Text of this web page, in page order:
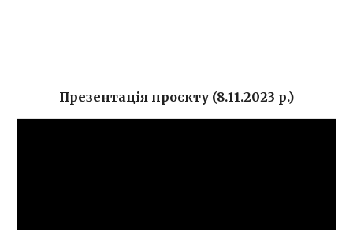
Презентація проєкту (8.11.2023 р.)